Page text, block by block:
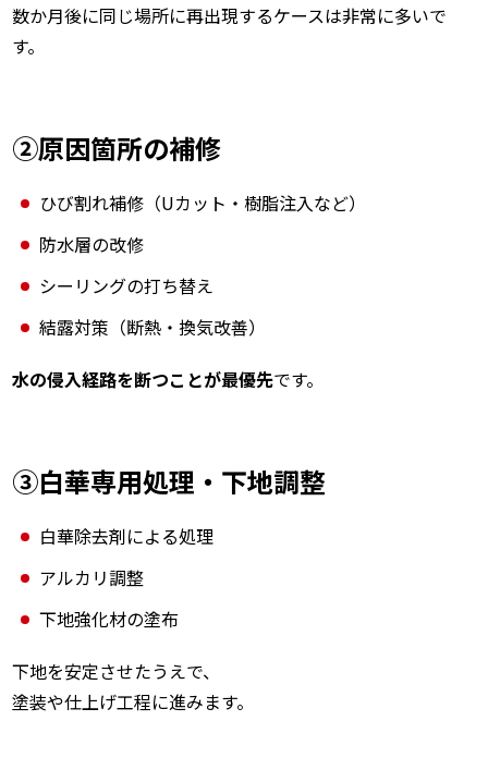
数か月後に同じ場所に再出現するケースは非常に多いで
す。
②原因箇所の補修
ひび割れ補修（Uカット・樹脂注入など）
防水層の改修
シーリングの打ち替え
結露対策（断熱・換気改善）
水の侵入経路を断つことが最優先です。
③白華専用処理・下地調整
白華除去剤による処理
アルカリ調整
下地強化材の塗布
下地を安定させたうえで、
塗装や仕上げ工程に進みます。